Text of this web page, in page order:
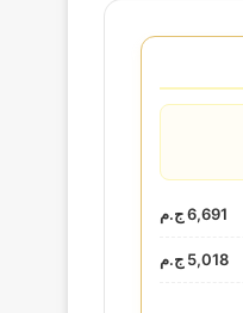
6,691 ج.م
5,018 ج.م